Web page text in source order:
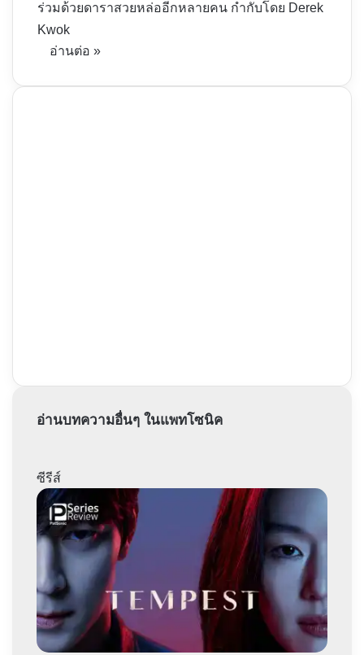
ร่วมด้วยดาราสวยหล่ออีกหลายคน กำกับโดย Derek
Kwok
อ่านต่อ »
อ่านบทความอื่นๆ ในแพทโซนิค
ซีรีส์